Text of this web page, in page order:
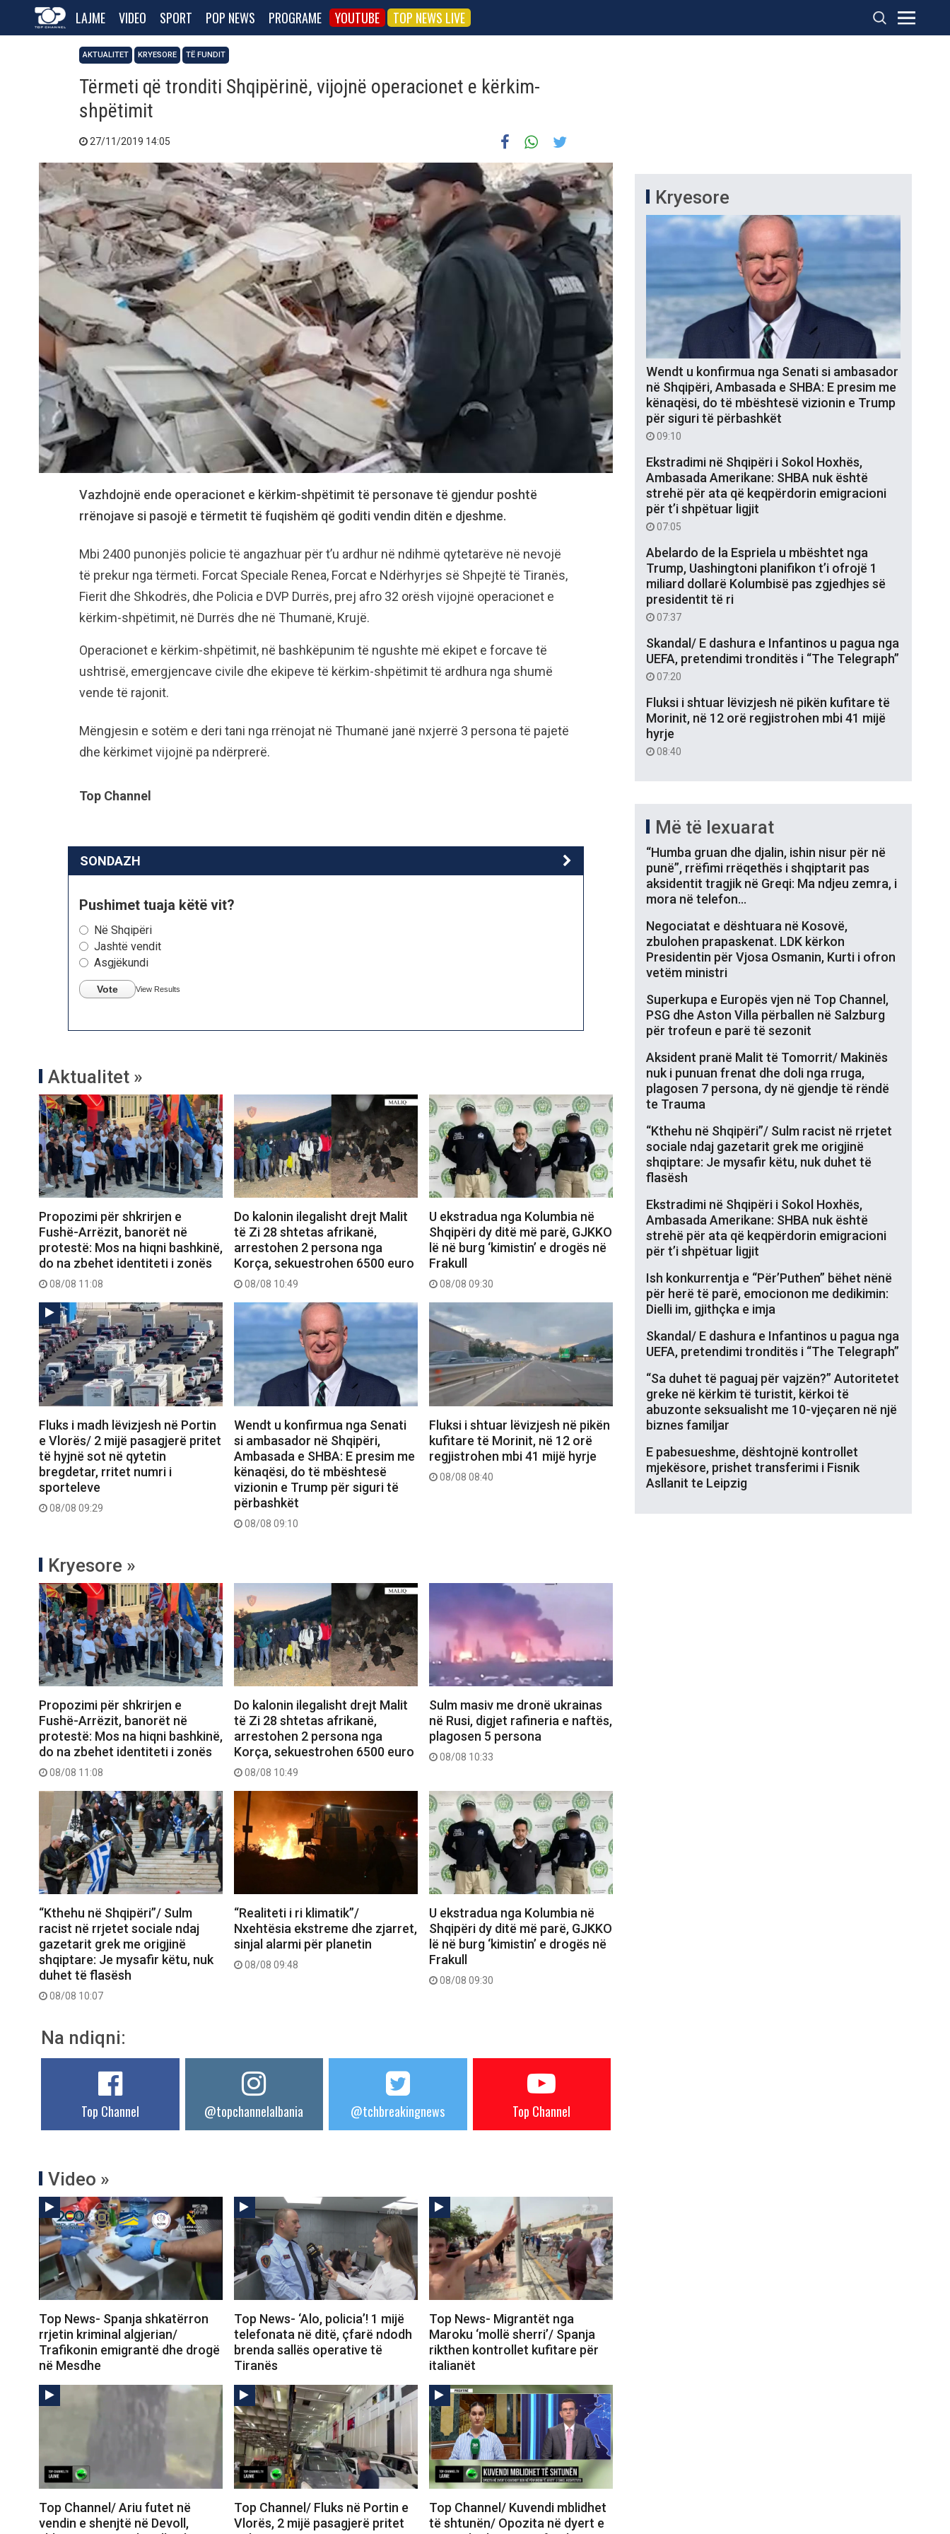
LAJME VIDEO SPORT POP NEWS PROGRAME YOUTUBE TOP NEWS LIVE
AKTUALITET KRYESORE TË FUNDIT
Tërmeti që tronditi Shqipërinë, vijojnë operacionet e kërkim-
shpëtimit
27/11/2019 14:05
Vazhdojnë ende operacionet e kërkim-shpëtimit të personave të gjendur poshtë
rrënojave si pasojë e tërmetit të fuqishëm që goditi vendin ditën e djeshme.
Mbi 2400 punonjës policie të angazhuar për t’u ardhur në ndihmë qytetarëve në nevojë
të prekur nga tërmeti. Forcat Speciale Renea, Forcat e Ndërhyrjes së Shpejtë të Tiranës,
Fierit dhe Shkodrës, dhe Policia e DVP Durrës, prej afro 32 orësh vijojnë operacionet e
kërkim-shpëtimit, në Durrës dhe në Thumanë, Krujë.
Operacionet e kërkim-shpëtimit, në bashkëpunim të ngushte më ekipet e forcave të
ushtrisë, emergjencave civile dhe ekipeve të kërkim-shpëtimit të ardhura nga shumë
vende të rajonit.
Mëngjesin e sotëm e deri tani nga rrënojat në Thumanë janë nxjerrë 3 persona të pajetë
dhe kërkimet vijojnë pa ndërprerë.
Top Channel
SONDAZH
Pushimet tuaja këtë vit?
Në Shqipëri
Jashtë vendit
Asgjëkundi
Vote View Results
Aktualitet »
Propozimi për shkrirjen e
Fushë-Arrëzit, banorët në
protestë: Mos na hiqni bashkinë,
do na zbehet identiteti i zonës
08/08 11:08
Do kalonin ilegalisht drejt Malit
të Zi 28 shtetas afrikanë,
arrestohen 2 persona nga
Korça, sekuestrohen 6500 euro
08/08 10:49
U ekstradua nga Kolumbia në
Shqipëri dy ditë më parë, GJKKO
lë në burg ‘kimistin’ e drogës në
Frakull
08/08 09:30
Fluks i madh lëvizjesh në Portin
e Vlorës/ 2 mijë pasagjerë pritet
të hyjnë sot në qytetin
bregdetar, rritet numri i
sporteleve
08/08 09:29
Wendt u konfirmua nga Senati
si ambasador në Shqipëri,
Ambasada e SHBA: E presim me
kënaqësi, do të mbështesë
vizionin e Trump për siguri të
përbashkët
08/08 09:10
Fluksi i shtuar lëvizjesh në pikën
kufitare të Morinit, në 12 orë
regjistrohen mbi 41 mijë hyrje
08/08 08:40
Kryesore »
Propozimi për shkrirjen e
Fushë-Arrëzit, banorët në
protestë: Mos na hiqni bashkinë,
do na zbehet identiteti i zonës
08/08 11:08
Do kalonin ilegalisht drejt Malit
të Zi 28 shtetas afrikanë,
arrestohen 2 persona nga
Korça, sekuestrohen 6500 euro
08/08 10:49
Sulm masiv me dronë ukrainas
në Rusi, digjet rafineria e naftës,
plagosen 5 persona
08/08 10:33
“Kthehu në Shqipëri”/ Sulm
racist në rrjetet sociale ndaj
gazetarit grek me origjinë
shqiptare: Je mysafir këtu, nuk
duhet të flasësh
08/08 10:07
“Realiteti i ri klimatik”/
Nxehtësia ekstreme dhe zjarret,
sinjal alarmi për planetin
08/08 09:48
U ekstradua nga Kolumbia në
Shqipëri dy ditë më parë, GJKKO
lë në burg ‘kimistin’ e drogës në
Frakull
08/08 09:30
Na ndiqni:
Top Channel @topchannelalbania @tchbreakingnews Top Channel
Video »
Top News- Spanja shkatërron
rrjetin kriminal algjerian/
Trafikonin emigrantë dhe drogë
në Mesdhe
Top News- ‘Alo, policia’! 1 mijë
telefonata në ditë, çfarë ndodh
brenda sallës operative të
Tiranës
Top News- Migrantët nga
Maroku ‘mollë sherri’/ Spanja
rikthen kontrollet kufitare për
italianët
Top Channel/ Ariu futet në
vendin e shenjtë në Devoll,
Top Channel/ Fluks në Portin e
Vlorës, 2 mijë pasagjerë pritet
Top Channel/ Kuvendi mblidhet
të shtunën/ Opozita në dyert e
Kryesore
Wendt u konfirmua nga Senati si ambasador
në Shqipëri, Ambasada e SHBA: E presim me
kënaqësi, do të mbështesë vizionin e Trump
për siguri të përbashkët
09:10
Ekstradimi në Shqipëri i Sokol Hoxhës,
Ambasada Amerikane: SHBA nuk është
strehë për ata që keqpërdorin emigracioni
për t’i shpëtuar ligjit
07:05
Abelardo de la Espriela u mbështet nga
Trump, Uashingtoni planifikon t’i ofrojë 1
miliard dollarë Kolumbisë pas zgjedhjes së
presidentit të ri
07:37
Skandal/ E dashura e Infantinos u pagua nga
UEFA, pretendimi tronditës i “The Telegraph”
07:20
Fluksi i shtuar lëvizjesh në pikën kufitare të
Morinit, në 12 orë regjistrohen mbi 41 mijë
hyrje
08:40
Më të lexuarat
“Humba gruan dhe djalin, ishin nisur për në
punë”, rrëfimi rrëqethës i shqiptarit pas
aksidentit tragjik në Greqi: Ma ndjeu zemra, i
mora në telefon…
Negociatat e dështuara në Kosovë,
zbulohen prapaskenat. LDK kërkon
Presidentin për Vjosa Osmanin, Kurti i ofron
vetëm ministri
Superkupa e Europës vjen në Top Channel,
PSG dhe Aston Villa përballen në Salzburg
për trofeun e parë të sezonit
Aksident pranë Malit të Tomorrit/ Makinës
nuk i punuan frenat dhe doli nga rruga,
plagosen 7 persona, dy në gjendje të rëndë
te Trauma
“Kthehu në Shqipëri”/ Sulm racist në rrjetet
sociale ndaj gazetarit grek me origjinë
shqiptare: Je mysafir këtu, nuk duhet të
flasësh
Ekstradimi në Shqipëri i Sokol Hoxhës,
Ambasada Amerikane: SHBA nuk është
strehë për ata që keqpërdorin emigracioni
për t’i shpëtuar ligjit
Ish konkurrentja e “Për’Puthen” bëhet nënë
për herë të parë, emocionon me dedikimin:
Dielli im, gjithçka e imja
Skandal/ E dashura e Infantinos u pagua nga
UEFA, pretendimi tronditës i “The Telegraph”
“Sa duhet të paguaj për vajzën?” Autoritetet
greke në kërkim të turistit, kërkoi të
abuzonte seksualisht me 10-vjeçaren në një
biznes familjar
E pabesueshme, dështojnë kontrollet
mjekësore, prishet transferimi i Fisnik
Asllanit te Leipzig